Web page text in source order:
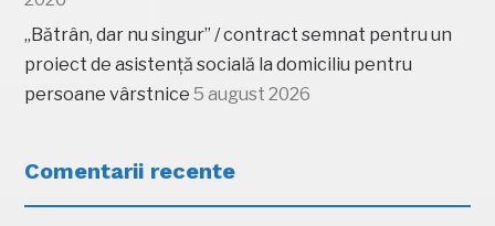
„Bătrân, dar nu singur” / contract semnat pentru un
proiect de asistență socială la domiciliu pentru
persoane vârstnice 5 august 2026
Comentarii recente